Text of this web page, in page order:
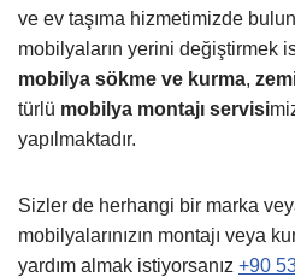
ve ev taşıma hizmetimizde
mobilyaların yerini değiştirmek
mobilya sökme ve kurma,
türlü mobilya montajı servisi
yapılmaktadır.
Sizler de herhangi bir marka
mobilyalarınızın montajı veya
yardım almak istiyorsanız +90